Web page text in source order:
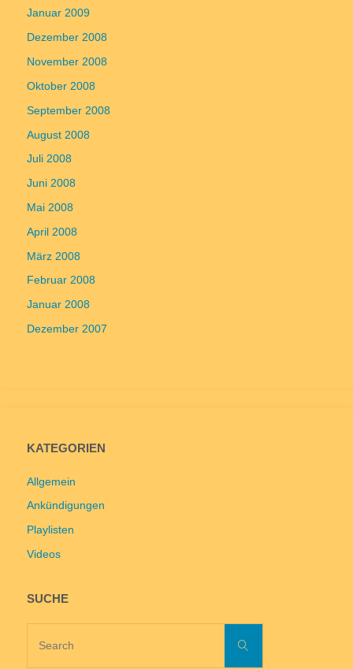
Januar 2009
Dezember 2008
November 2008
Oktober 2008
September 2008
August 2008
Juli 2008
Juni 2008
Mai 2008
April 2008
März 2008
Februar 2008
Januar 2008
Dezember 2007
KATEGORIEN
Allgemein
Ankündigungen
Playlisten
Videos
SUCHE
Search